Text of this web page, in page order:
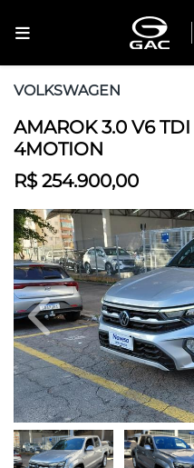
VOLKSWAGEN
AMAROK 3.0 V6
4MOTION
R$ 254.900,00
Previous